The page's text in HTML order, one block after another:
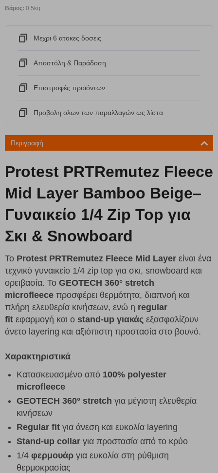
Βάρος: 0.5kg
Μεχρι 6 ατοκες δοσεις
Αποστόλη & Παράδοση
Eπιστροφές προϊόντων
Προβολη ολων των παραλλαγών ως λίστα
Περιγραφή
Protest PRTRemutez Fleece
Mid Layer Bamboo Beige–
Γυναικείο 1/4 Zip Top για
Σκι & Snowboard
Το Protest PRTRemutez Fleece Mid Layer είναι ένα
τεχνικό γυναικείο 1/4 zip top για σκι, snowboard και
ορειβασία. Το GEOTECH 360° stretch
microfleece προσφέρει θερμότητα, διαπνοή και
πλήρη ελευθερία κινήσεων, ενώ η regular
fit εφαρμογή και ο stand-up γιακάς εξασφαλίζουν
άνετο layering και αξιόπιστη προστασία στο βουνό.
Χαρακτηριστικά
Κατασκευασμένο από 100% polyester
microfleece
GEOTECH 360° stretch για μέγιστη ελευθερία
κινήσεων
Regular fit για άνεση και ευκολία layering
Stand-up collar για προστασία από το κρύο
1/4 φερμουάρ για ευκολία στη ρύθμιση
θερμοκρασίας